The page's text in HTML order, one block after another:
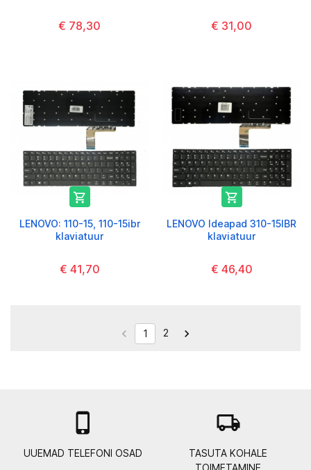
€ 78,30 € 31,00

LENOVO: 110-15, 110-15ibr
klaviatuur
€ 41,70

LENOVO Ideapad 310-15IBR
klaviatuur
€ 46,40
 1 2 

UUEMAD TELEFONI OSAD
local_shipping
TASUTA KOHALE